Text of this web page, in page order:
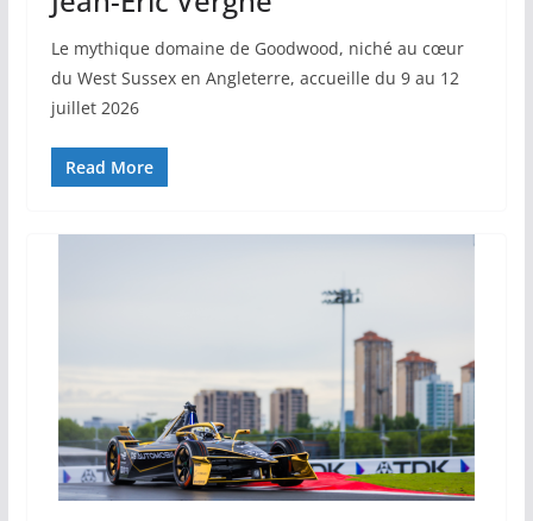
Le mythique domaine de Goodwood, niché au cœur
du West Sussex en Angleterre, accueille du 9 au 12
juillet 2026
Read More